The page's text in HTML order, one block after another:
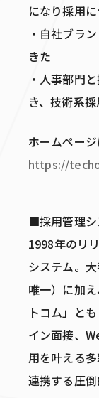
になり採用
・自社ブラ
きた
・人事部門
き、技術系
ホームペー
https://
■採用管理
1998年のリ
システム。
唯一）に加
トコム」と
イン面接、
用を叶える
連携する圧